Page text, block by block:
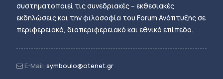
συστηματοποιεί τις συνεδριακές – εκθεσιακές
εκδηλώσεις και την φιλοσοφία του Forum Ανάπτυξης σε
περιφερειακό, διαπεριφερειακό και εθνικό επίπεδο.
E-Mail: symboulo@otenet.gr